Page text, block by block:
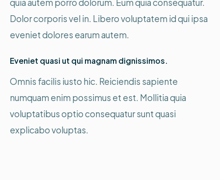
quia autem porro dolorum. Eum quia consequatur.
Dolor corporis vel in. Libero voluptatem id qui ipsa
eveniet dolores earum autem.
Eveniet quasi ut qui magnam dignissimos.
Omnis facilis iusto hic. Reiciendis sapiente
numquam enim possimus et est. Mollitia quia
voluptatibus optio consequatur sunt quasi
explicabo voluptas.